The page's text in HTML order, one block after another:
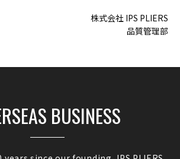
株式会社 IPS PLIERS
品質管理部
BUSINESS